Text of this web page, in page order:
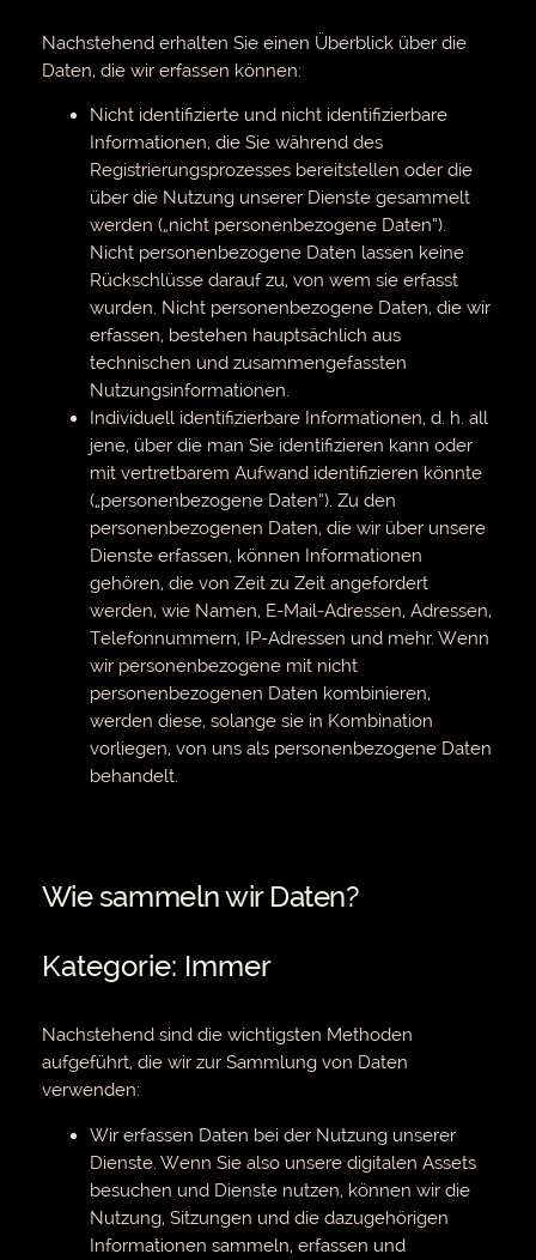
Nachstehend erhalten Sie einen Überblick über die
Daten, die wir erfassen können:
Nicht identifizierte und nicht identifizierbare
Informationen, die Sie während des
Registrierungsprozesses bereitstellen oder die
über die Nutzung unserer Dienste gesammelt
werden („nicht personenbezogene Daten“).
Nicht personenbezogene Daten lassen keine
Rückschlüsse darauf zu, von wem sie erfasst
wurden. Nicht personenbezogene Daten, die wir
erfassen, bestehen hauptsächlich aus
technischen und zusammengefassten
Nutzungsinformationen.
Individuell identifizierbare Informationen, d. h. all
jene, über die man Sie identifizieren kann oder
mit vertretbarem Aufwand identifizieren könnte
(„personenbezogene Daten“). Zu den
personenbezogenen Daten, die wir über unsere
Dienste erfassen, können Informationen
gehören, die von Zeit zu Zeit angefordert
werden, wie Namen, E-Mail-Adressen, Adressen,
Telefonnummern, IP-Adressen und mehr. Wenn
wir personenbezogene mit nicht
personenbezogenen Daten kombinieren,
werden diese, solange sie in Kombination
vorliegen, von uns als personenbezogene Daten
behandelt.
Wie sammeln wir Daten?
Kategorie: Immer
Nachstehend sind die wichtigsten Methoden
aufgeführt, die wir zur Sammlung von Daten
verwenden:
Wir erfassen Daten bei der Nutzung unserer
Dienste. Wenn Sie also unsere digitalen Assets
besuchen und Dienste nutzen, können wir die
Nutzung, Sitzungen und die dazugehörigen
Informationen sammeln, erfassen und